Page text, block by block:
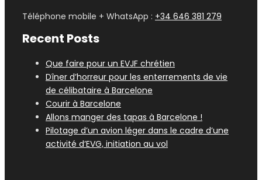
Téléphone mobile + WhatsApp : +34 646 381 279
Recent Posts
Que faire pour un EVJF chrétien
Dîner d’horreur pour les enterrements de vie
de célibataire à Barcelone
Courir à Barcelone
Allons manger des tapas à Barcelone !
Pilotage d’un avion léger dans le cadre d’une
activité d’EVG, initiation au vol